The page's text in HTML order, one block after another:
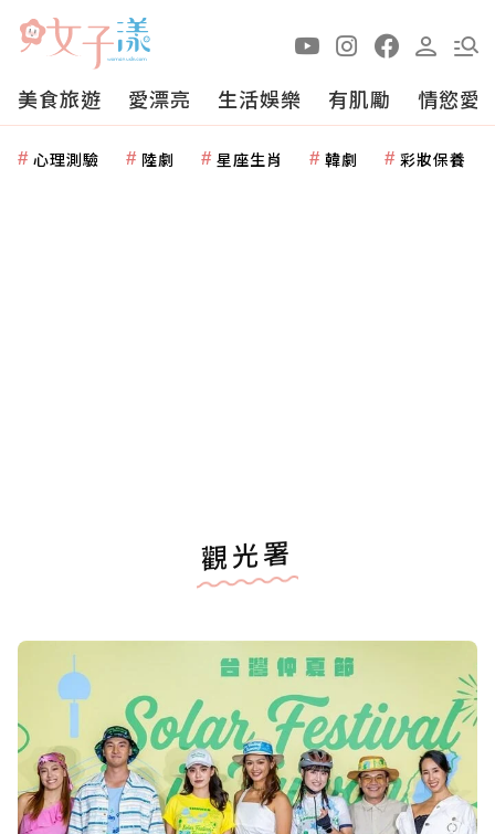
美食旅遊 愛漂亮 生活娛樂 有肌勵 情慾愛
心理測驗 陸劇 星座生肖 韓劇 彩妝保養
觀光署